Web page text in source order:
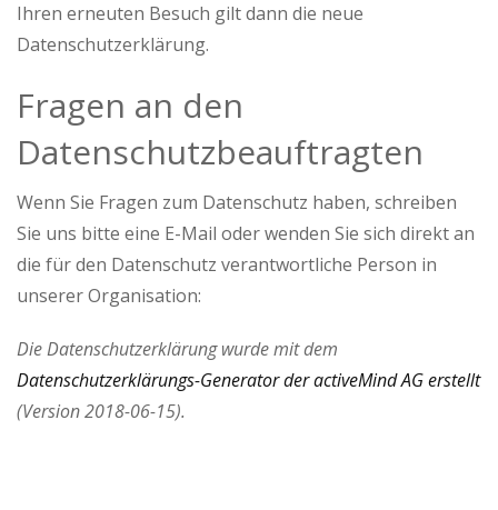
Ihren erneuten Besuch gilt dann die neue
Datenschutzerklärung.
Fragen an den
Datenschutzbeauftragten
Wenn Sie Fragen zum Datenschutz haben, schreiben
Sie uns bitte eine E-Mail oder wenden Sie sich direkt an
die für den Datenschutz verantwortliche Person in
unserer Organisation:
Die Datenschutzerklärung wurde mit dem
Datenschutzerklärungs-Generator der activeMind AG erstellt
(Version 2018-06-15).